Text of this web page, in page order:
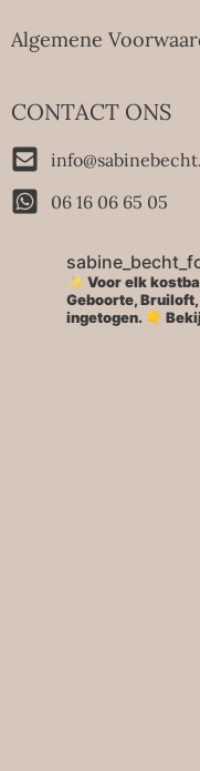
Algemene
CONTACT ONS
06 16 06 65 05
✨ Voor elk
Geboorte,
ingetogen. 👇